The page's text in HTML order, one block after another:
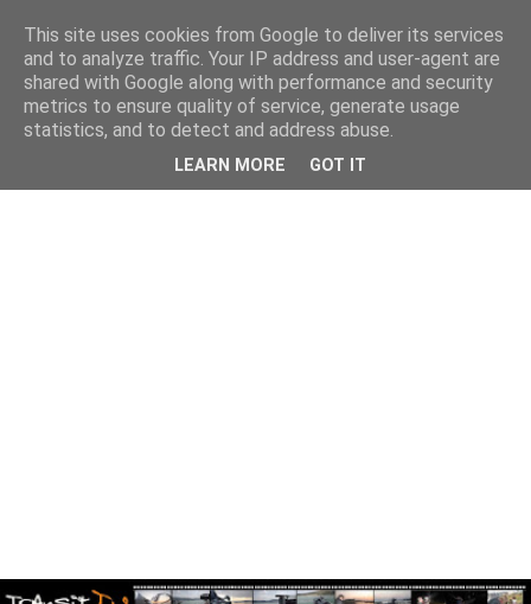
This site uses cookies from Google to deliver its services
and to analyze traffic. Your IP address and user-agent are
shared with Google along with performance and security
metrics to ensure quality of service, generate usage
statistics, and to detect and address abuse.
LEARN MORE GOT IT